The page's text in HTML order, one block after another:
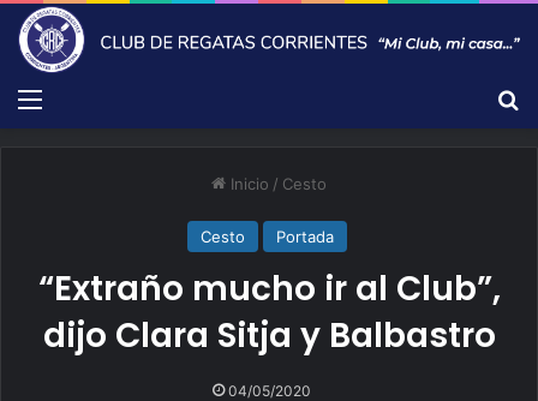
Menú
Inicio / Cesto
Cesto Portada
“Extraño mucho ir al Club”,
dijo Clara Sitja y Balbastro
04/05/2020